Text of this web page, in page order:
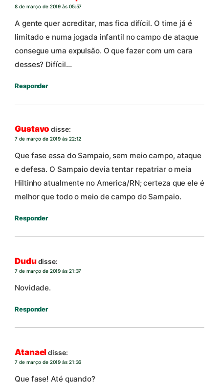
8 de março de 2019 às 05:57
A gente quer acreditar, mas fica difícil. O time já é
limitado e numa jogada infantil no campo de ataque
consegue uma expulsão. O que fazer com um cara
desses? Difícil…
Responder
Gustavo disse:
7 de março de 2019 às 22:12
Que fase essa do Sampaio, sem meio campo, ataque
e defesa. O Sampaio devia tentar repatriar o meia
Hiltinho atualmente no America/RN; certeza que ele é
melhor que todo o meio de campo do Sampaio.
Responder
Dududisse:
7 de março de 2019 às 21:37
Novidade.
Responder
Atanaeldisse:
7 de março de 2019 às 21:36
Que fase! Até quando?